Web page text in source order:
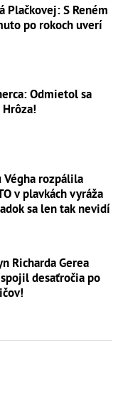
Plačkovej: S Reném
po rokoch uverí
Odmietol sa
rozpálila
v plavkách vyráža
sa len tak nevidí
Richarda Gerea
desaťročia po